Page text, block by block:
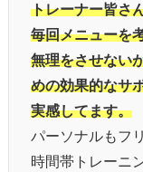
トレーナー皆さ
毎回メニューを
無理をさせない
めの効果的なサ
実感してます。
パーソナルもフ
時間帯トレーニ